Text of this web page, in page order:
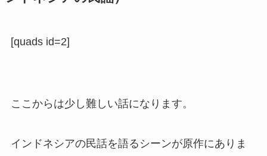
[quads id=2]
ここからは少し難しい話になります。
インドネシアの民話を語るシーンが原作にありま